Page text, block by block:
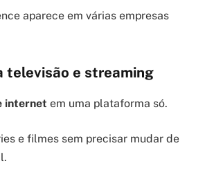
aparece em várias empresas
televisão e streaming
internet em uma plataforma só.
e filmes sem precisar mudar de